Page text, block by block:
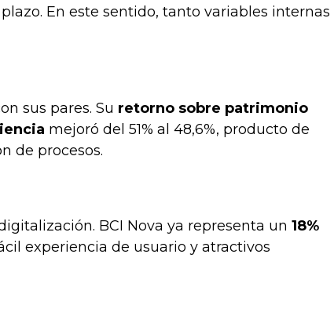
En este sentido, tanto variables internas
sus pares. Su retorno sobre patrimonio
mejoró del 51% al 48,6%, producto de
de procesos.
BCI Nova ya representa un 18%
experiencia de usuario y atractivos